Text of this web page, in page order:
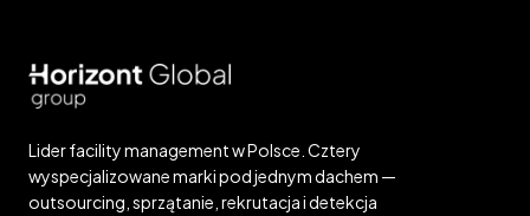
CZYM
JEST
NAPRAWDĘ
SIĘ
OPŁACA?
Lider facility management w Polsce. Cztery
wyspecjalizowane marki pod jednym dachem —
outsourcing, sprzątanie, rekrutacja i detekcja